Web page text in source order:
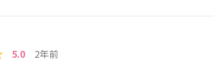
5.0
2年前